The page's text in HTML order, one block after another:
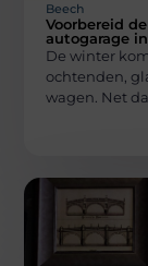
Beech
Voorbereid
autogarage
De winter
ochtenden,
wagen. Net